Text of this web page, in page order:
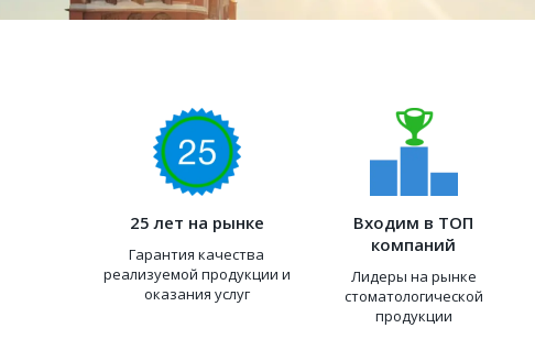
25 лет на рынке
Гарантия качества
реализуемой продукции и
оказания услуг
Входим в ТОП
компаний
Лидеры на рынке
стоматологической
продукции